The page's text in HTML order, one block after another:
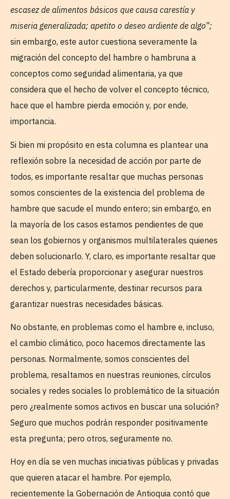
escasez de alimentos básicos que causa carestía y
miseria generalizada; apetito o deseo ardiente de algo”;
sin embargo, este autor cuestiona severamente la
migración del concepto del hambre o hambruna a
conceptos como seguridad alimentaria, ya que
considera que el hecho de volver el concepto técnico,
hace que el hambre pierda emoción y, por ende,
importancia.
Si bien mi propósito en esta columna es plantear una
reflexión sobre la necesidad de acción por parte de
todos, es importante resaltar que muchas personas
somos conscientes de la existencia del problema de
hambre que sacude el mundo entero; sin embargo, en
la mayoría de los casos estamos pendientes de que
sean los gobiernos y organismos multilaterales quienes
deben solucionarlo. Y, claro, es importante resaltar que
el Estado debería proporcionar y asegurar nuestros
derechos y, particularmente, destinar recursos para
garantizar nuestras necesidades básicas.
No obstante, en problemas como el hambre e, incluso,
el cambio climático, poco hacemos directamente las
personas. Normalmente, somos conscientes del
problema, resaltamos en nuestras reuniones, círculos
sociales y redes sociales lo problemático de la situación
pero ¿realmente somos activos en buscar una solución?
Seguro que muchos podrán responder positivamente
esta pregunta; pero otros, seguramente no.
Hoy en día se ven muchas iniciativas públicas y privadas
que quieren atacar el hambre. Por ejemplo,
recientemente la Gobernación de Antioquia contó que